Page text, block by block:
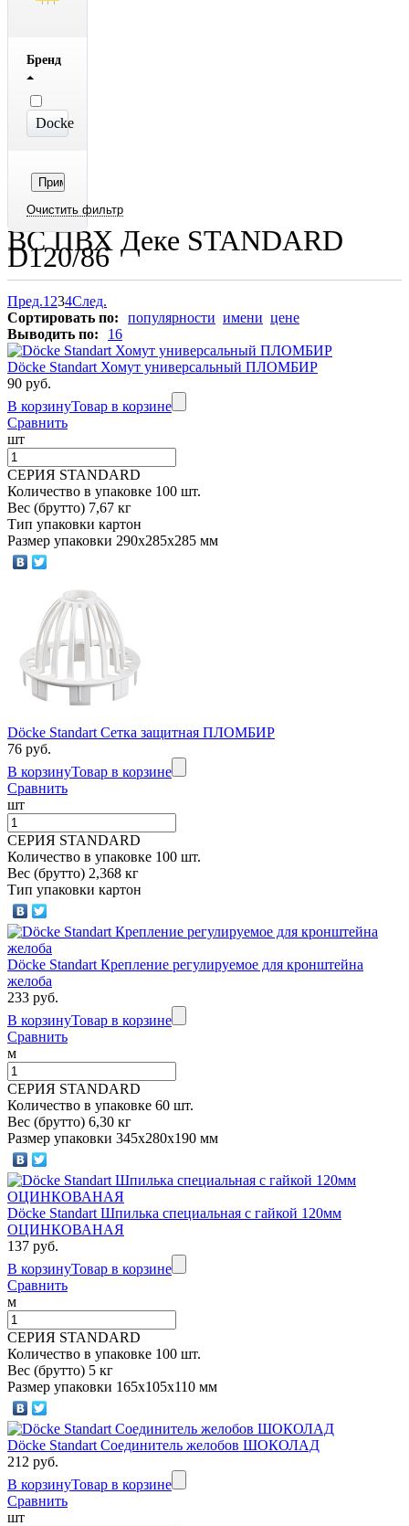
Бренд
Docke
ВС ПВХ Деке STANDARD
D120/86
Пред.1 234След.
Сортировать по:
популярности имени цене
Выводить по:
16
Döcke Standart Хомут универсальный ПЛОМБИР
90 руб.
В корзинуТовар в корзине
Сравнить
шт
СЕРИЯ STANDARD
Количество в упаковке 100 шт.
Вес (брутто) 7,67 кг
Тип упаковки картон
Размер упаковки 290х285х285 мм
Döcke Standart Сетка защитная ПЛОМБИР
76 руб.
В корзинуТовар в корзине
Сравнить
шт
СЕРИЯ STANDARD
Количество в упаковке 100 шт.
Вес (брутто) 2,368 кг
Тип упаковки картон
Döcke Standart Крепление регулируемое для кронштейна
желоба
233 руб.
В корзинуТовар в корзине
Сравнить
м
СЕРИЯ STANDARD
Количество в упаковке 60 шт.
Вес (брутто) 6,30 кг
Размер упаковки 345х280х190 мм
Döcke Standart Шпилька специальная с гайкой 120мм
ОЦИНКОВАНАЯ
137 руб.
В корзинуТовар в корзине
Сравнить
м
СЕРИЯ STANDARD
Количество в упаковке 100 шт.
Вес (брутто) 5 кг
Размер упаковки 165х105х110 мм
Döcke Standart Соединитель желобов ШОКОЛАД
212 руб.
В корзинуТовар в корзине
Сравнить
шт